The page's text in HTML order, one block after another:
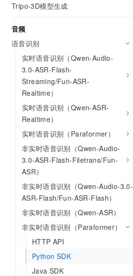
Tripo-3D模型生成
音频
语音识别
实时语音识别（Qwen-Audio-
3.0-ASR-Flash-
Streaming/Fun-ASR-
Realtime）
实时语音识别（Qwen-ASR-
Realtime）
实时语音识别（Paraformer）
非实时语音识别（Qwen-Audio-
3.0-ASR-Flash-Filetrans/Fun-
ASR）
非实时语音识别（Qwen-Audio-3.0-
ASR-Flash/Fun-ASR-Flash）
非实时语音识别（Qwen-ASR）
非实时语音识别（Paraformer）
HTTP API
Python SDK
Java SDK